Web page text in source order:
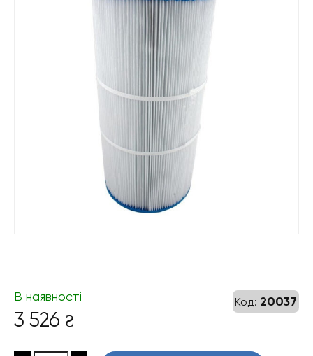
Код: 20037
В наявності
3 526 ₴